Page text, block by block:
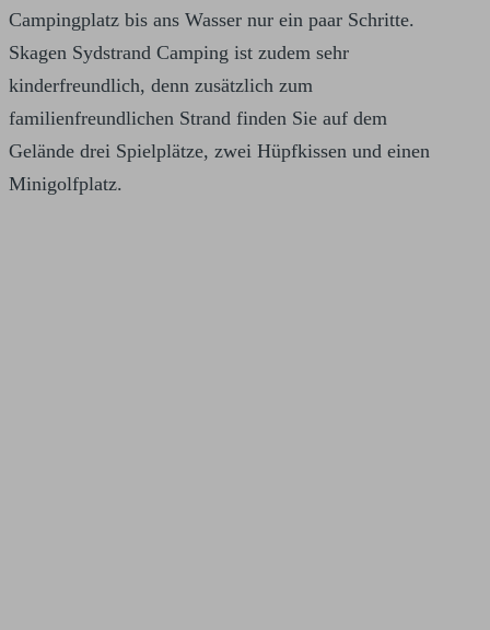
Campingplatz bis ans Wasser nur ein paar Schritte.
Skagen Sydstrand Camping ist zudem sehr
kinderfreundlich, denn zusätzlich zum
familienfreundlichen Strand finden Sie auf dem
Gelände drei Spielplätze, zwei Hüpfkissen und einen
Minigolfplatz.